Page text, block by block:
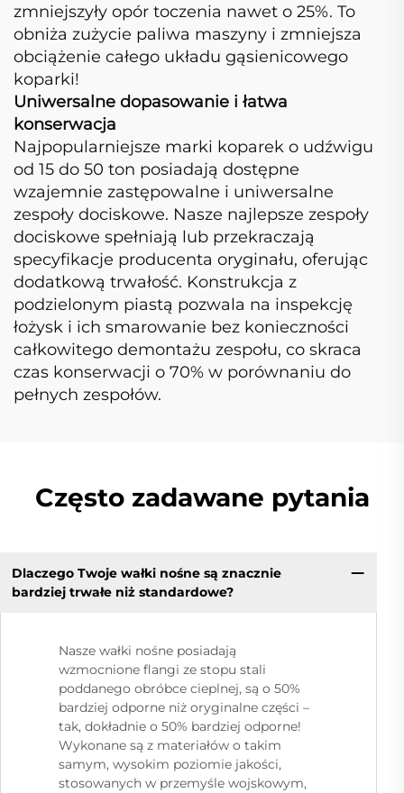
zmniejszyły opór toczenia nawet o 25%. To
obniża zużycie paliwa maszyny i zmniejsza
obciążenie całego układu gąsienicowego
koparki!
Uniwersalne dopasowanie i łatwa
konserwacja
Najpopularniejsze marki koparek o udźwigu
od 15 do 50 ton posiadają dostępne
wzajemnie zastępowalne i uniwersalne
zespoły dociskowe. Nasze najlepsze zespoły
dociskowe spełniają lub przekraczają
specyfikacje producenta oryginału, oferując
dodatkową trwałość. Konstrukcja z
podzielonym piastą pozwala na inspekcję
łożysk i ich smarowanie bez konieczności
całkowitego demontażu zespołu, co skraca
czas konserwacji o 70% w porównaniu do
pełnych zespołów.
Często zadawane pytania
Dlaczego Twoje wałki nośne są znacznie
bardziej trwałe niż standardowe?
Nasze wałki nośne posiadają
wzmocnione flangi ze stopu stali
poddanego obróbce cieplnej, są o 50%
bardziej odporne niż oryginalne części –
tak, dokładnie o 50% bardziej odporne!
Wykonane są z materiałów o takim
samym, wysokim poziomie jakości,
stosowanych w przemyśle wojskowym,